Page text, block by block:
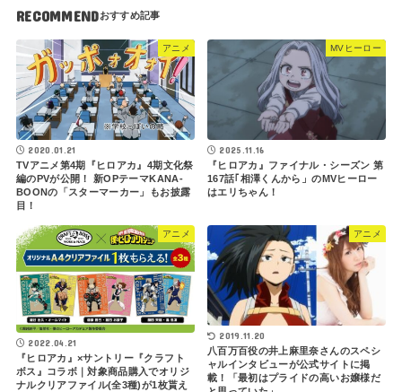
RECOMMEND
アニメ
2020.01.21
TVアニメ第4期『ヒロアカ』4期文化祭
編のPVが公開！ 新OPテーマKANA-
BOONの「スターマーカー」もお披露
目！
MVヒーロー
2025.11.16
『ヒロアカ』ファイナル・シーズン 第
167話｢相澤くんから」のMVヒーロー
はエリちゃん！
アニメ
2022.04.21
『ヒロアカ』×サントリー『クラフト
ボス』コラボ｜対象商品購入でオリジ
ナルクリアファイル(全3種)が1枚貰え
アニメ
2019.11.20
八百万百役の井上麻里奈さんのスペシ
ャルインタビューが公式サイトに掲
載！「最初はプライドの高いお嬢様だ